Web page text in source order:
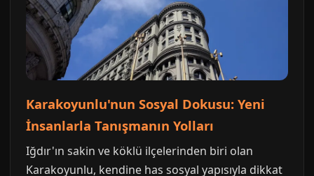
Karakoyunlu'nun Sosyal Dokusu: Yeni
İnsanlarla Tanışmanın Yolları
Iğdır'ın sakin ve köklü ilçelerinden biri olan
Karakoyunlu, kendine has sosyal yapısıyla dikkat